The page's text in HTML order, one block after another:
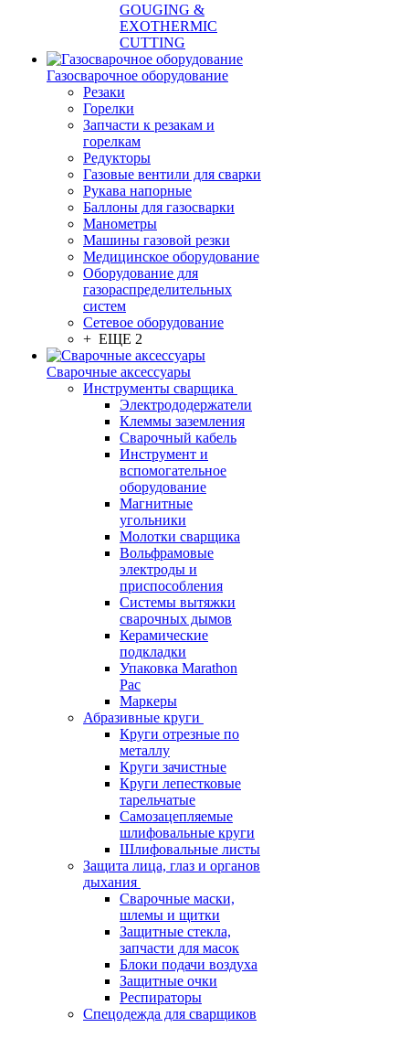
GOUGING &
EXOTHERMIC
CUTTING
Газосварочное оборудование
Резаки
Горелки
Запчасти к резакам и
горелкам
Редукторы
Газовые вентили для сварки
Рукава напорные
Баллоны для газосварки
Манометры
Машины газовой резки
Медицинское оборудование
Оборудование для
газораспределительных
систем
Сетевое оборудование
+ ЕЩЕ 2
Сварочные аксессуары
Инструменты сварщика
Электрододержатели
Клеммы заземления
Сварочный кабель
Инструмент и
вспомогательное
оборудование
Магнитные
угольники
Молотки сварщика
Вольфрамовые
электроды и
приспособления
Системы вытяжки
сварочных дымов
Керамические
подкладки
Упаковка Marathon
Pac
Маркеры
Абразивные круги
Круги отрезные по
металлу
Круги зачистные
Круги лепестковые
тарельчатые
Самозацепляемые
шлифовальные круги
Шлифовальные листы
Защита лица, глаз и органов
дыхания
Сварочные маски,
шлемы и щитки
Защитные стекла,
запчасти для масок
Блоки подачи воздуха
Защитные очки
Респираторы
Спецодежда для сварщиков